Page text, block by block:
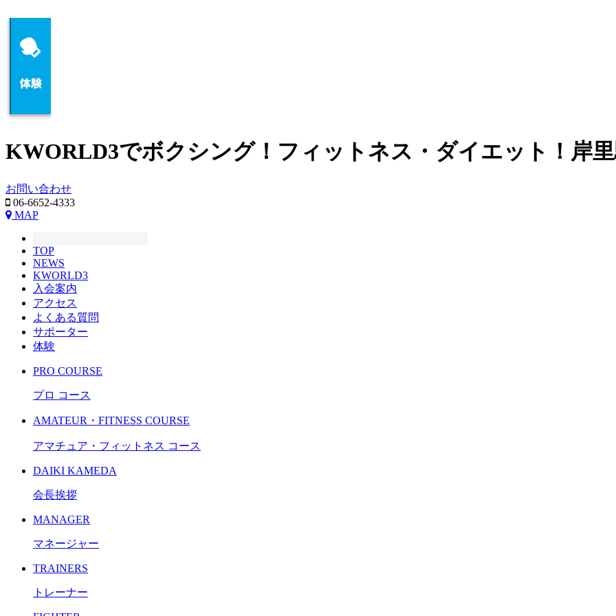
KWORLD3でボクシング！フィットネス・ダイエット！岸
お問い合わせ
06-6652-4333
MAP
TOP
NEWS
KWORLD3
入会案内
アクセス
よくある質問
サポーター
体験
PRO COURSE
プロ コース
AMATEUR・FITNESS COURSE
アマチュア・フィットネス コース
DAIKI KAMEDA
会長挨拶
MANAGER
マネージャー
TRAINERS
トレーナー